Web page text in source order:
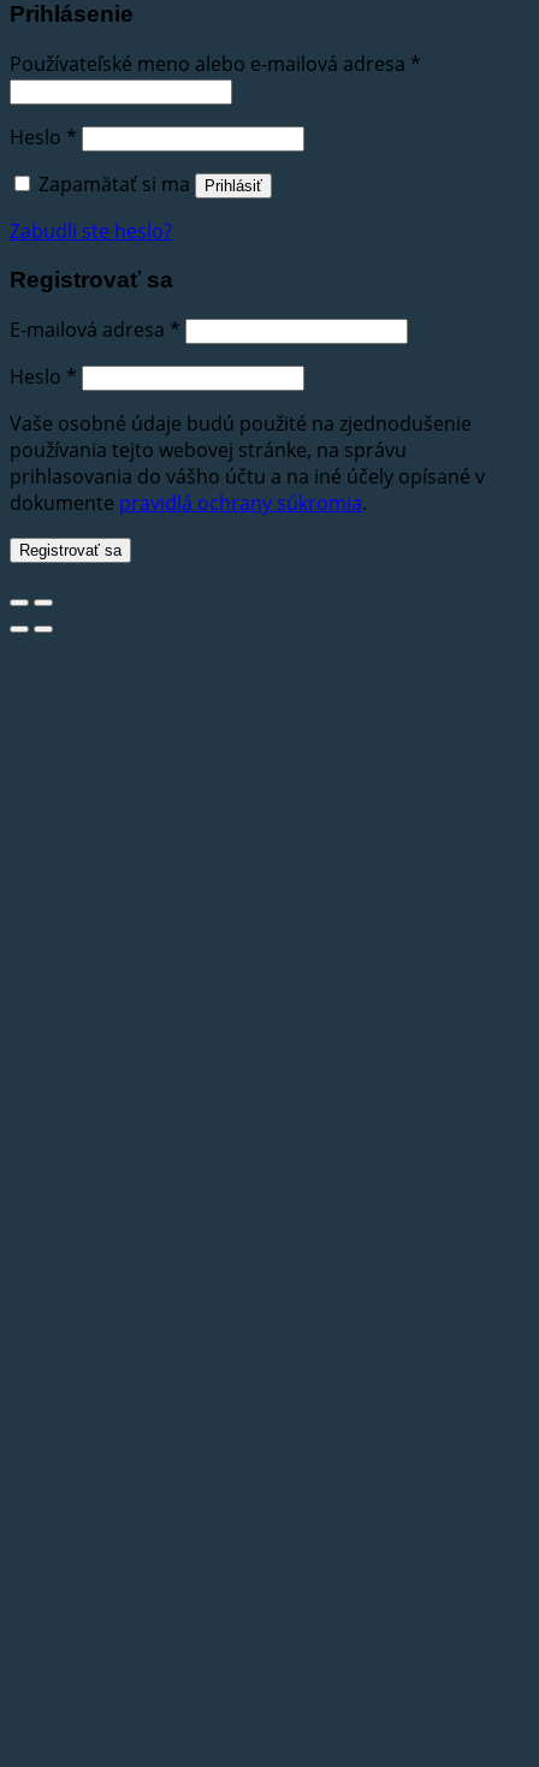
Prihlásenie
Používateľské meno alebo e-mailová adresa *
Heslo *
Zapamätať si ma
Prihlásiť
Zabudli ste heslo?
Registrovať sa
E-mailová adresa *
Heslo *
Vaše osobné údaje budú použité na zjednodušenie
používania tejto webovej stránke, na správu
prihlasovania do vášho účtu a na iné účely opísané v
dokumente pravidlá ochrany súkromia.
Registrovať sa